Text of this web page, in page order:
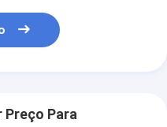
Preço Para